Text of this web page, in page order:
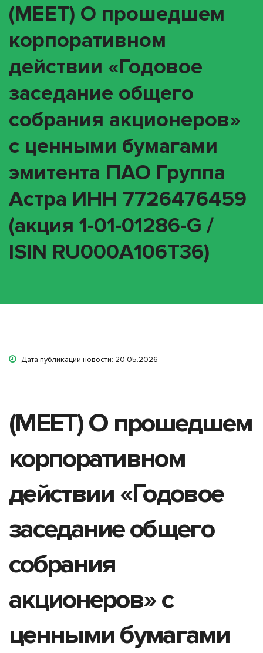
(MEET) О прошедшем
корпоративном
действии «Годовое
заседание общего
собрания акционеров»
с ценными бумагами
эмитента ПАО Группа
Астра ИНН 7726476459
(акция 1-01-01286-G /
ISIN RU000A106T36)
Дата публикации новости: 20.05.2026
(MEET) О прошедшем
корпоративном
действии «Годовое
заседание общего
собрания
акционеров» с
ценными бумагами